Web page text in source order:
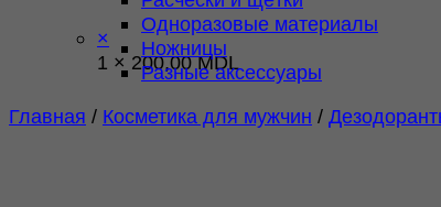
×
1 × 200,00MDL
Одноразовые материалы
Ножницы
Разные аксессуары
Главная / Косметика для мужчин /